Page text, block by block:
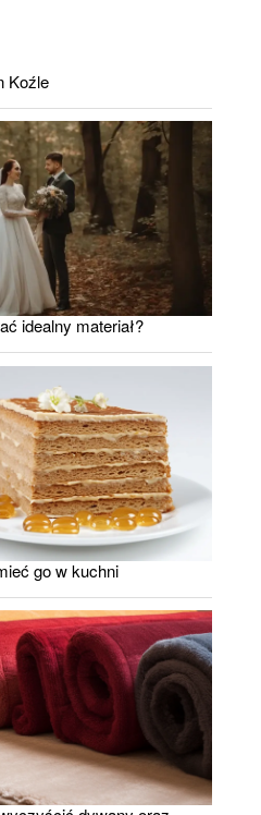
Koźle
idealny materiał?
go w kuchni